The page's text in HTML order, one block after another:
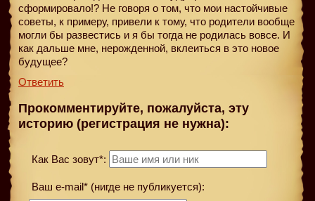
сформировало!? Не говоря о том, что мои настойчивые
советы, к примеру, привели к тому, что родители вообще
могли бы развестись и я бы тогда не родилась вовсе. И
как дальше мне, нерожденной, вклеиться в это новое
будущее?
Ответить
Прокомментируйте, пожалуйста, эту
историю (регистрация не нужна):
Как Вас зовут*:
Ваш e-mail* (нигде не публикуется):